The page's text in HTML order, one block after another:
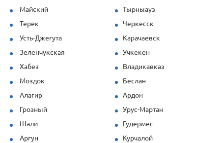
Майский
Тырныауз
Терек
Черкесск
Усть-Джегута
Карачаевск
Зеленчукская
Учкекен
Хабез
Владикавказ
Моздок
Беслан
Алагир
Ардон
Грозный
Урус-Мартан
Шали
Гудермес
Аргун
Курчалой